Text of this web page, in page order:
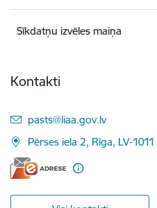
Sīkdatņu izvēles maiņa
Kontakti
E-pasts:
pasts@liaa.gov.lv
Pērses iela 2, Rīga, LV-1011